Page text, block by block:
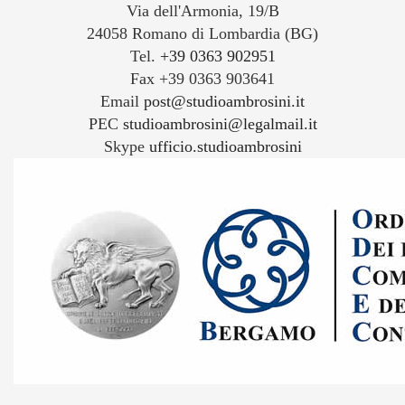
Via dell'Armonia, 19/B
24058 Romano di Lombardia (BG)
Tel. +39 0363 902951
Fax +39 0363 903641
Email post@studioambrosini.it
PEC studioambrosini@legalmail.it
Skype ufficio.studioambrosini